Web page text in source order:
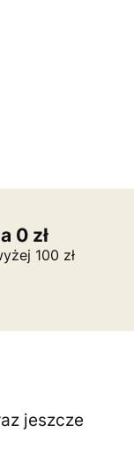
0 zł
100 zł
jeszcze